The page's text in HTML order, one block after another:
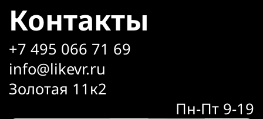
Контакты
+7 495 066 71 69
info@likevr.ru
Золотая 11к2
Пн-Пт 9-19